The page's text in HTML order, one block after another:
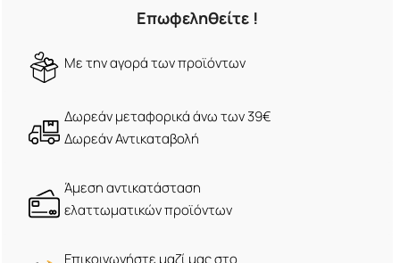
Επωφεληθείτε !
Mε την αγορά των προϊόντων
Δωρεάν μεταφορικά άνω των 39€
Δωρεάν Αντικαταβολή
Άμεση αντικατάσταση
ελαττωματικών προϊόντων